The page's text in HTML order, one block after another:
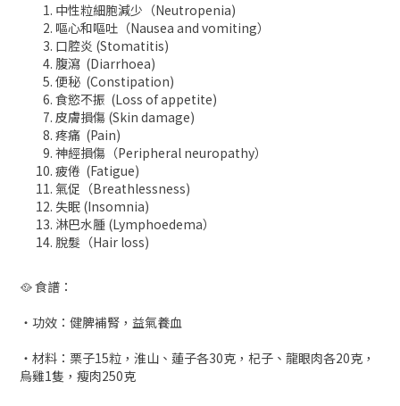
中性粒細胞減少（Neutropenia)
嘔心和嘔吐（Nausea and vomiting）
口腔炎 (Stomatitis)
腹瀉 (Diarrhoea)
便秘 (Constipation)
食慾不振 (Loss of appetite)
皮膚損傷 (Skin damage)
疼痛 (Pain)
神經損傷（Peripheral neuropathy）
疲倦 (Fatigue)
氣促（Breathlessness)
失眠 (Insomnia)
淋巴水腫 (Lymphoedema）
脫髮（Hair loss)
🥘 食譜：
・功效：健脾補腎，益氣養血
・材料：栗子15粒，淮山、蓮子各30克，杞子、龍眼肉各20克，
烏雞1隻，瘦肉250克